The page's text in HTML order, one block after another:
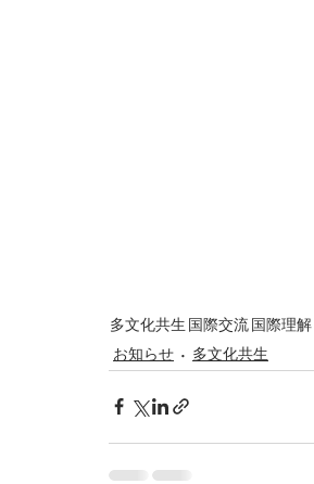
多文化共生 国際交流国際理解
お知らせ
多文化共生